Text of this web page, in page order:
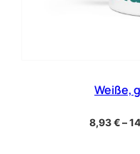
Weiße,
8,93€–